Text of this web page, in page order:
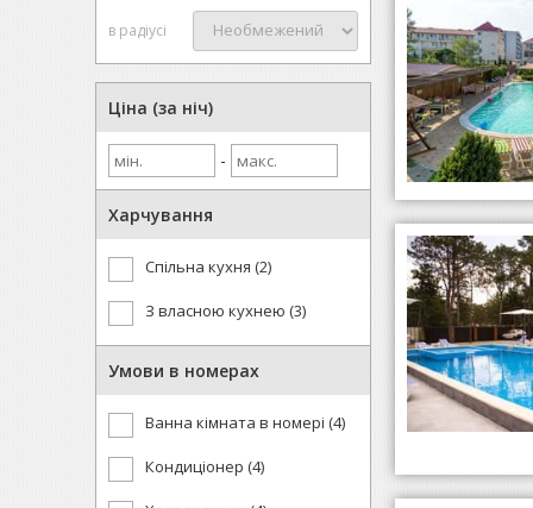
в радіусі
Ціна (за ніч)
-
Харчування
Спільна кухня (2)
З власною кухнею (3)
Умови в номерах
Ванна кімната в номері (4)
Кондиціонер (4)